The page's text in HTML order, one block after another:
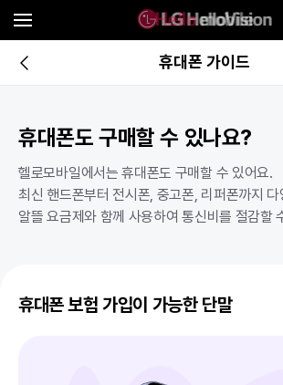
휴대폰 가이드
휴대폰도 구매할 수 있나요?
헬로모바일에서는 휴대폰도 구매할 수 있어요.
최신 핸드폰부터 전시폰, 중고폰, 리퍼폰까지
알뜰 요금제와 함께 사용하여 통신비를 절감할
휴대폰 보험 가입이 가능한 단말